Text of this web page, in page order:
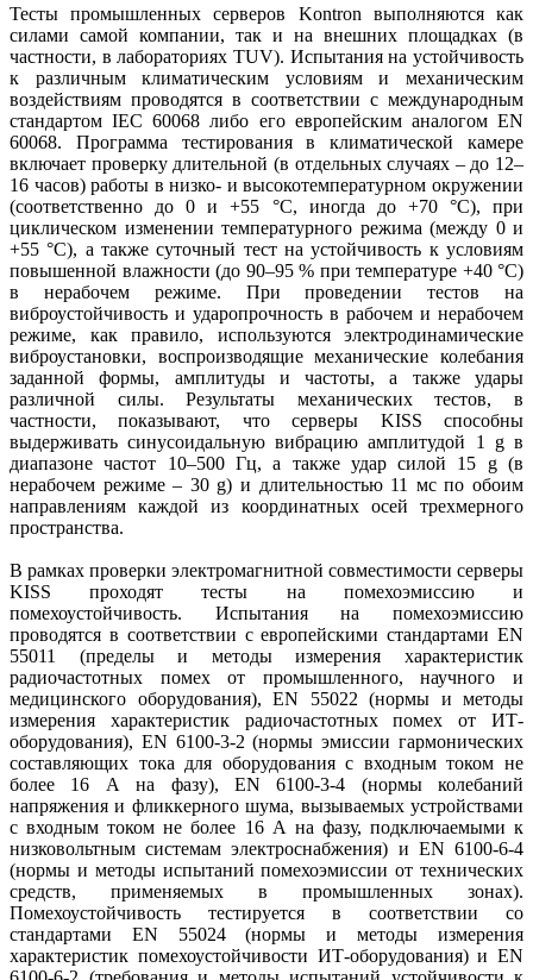
Тесты промышленных серверов Kontron выполняются как
силами самой компании, так и на внешних площадках (в
частности, в лабораториях TUV). Испытания на устойчивость
к различным климатическим условиям и механическим
воздействиям проводятся в соответствии с международным
стандартом IEC 60068 либо его европейским аналогом EN
60068. Программа тестирования в климатической камере
включает проверку длительной (в отдельных случаях – до 12–
16 часов) работы в низко- и высокотемпературном окружении
(соответственно до 0 и +55 °C, иногда до +70 °C), при
циклическом изменении температурного режима (между 0 и
+55 °C), а также суточный тест на устойчивость к условиям
повышенной влажности (до 90–95 % при температуре +40 °C)
в нерабочем режиме. При проведении тестов на
виброустойчивость и ударопрочность в рабочем и нерабочем
режиме, как правило, используются электродинамические
виброустановки, воспроизводящие механические колебания
заданной формы, амплитуды и частоты, а также удары
различной силы. Результаты механических тестов, в
частности, показывают, что серверы KISS способны
выдерживать синусоидальную вибрацию амплитудой 1 g в
диапазоне частот 10–500 Гц, а также удар силой 15 g (в
нерабочем режиме – 30 g) и длительностью 11 мс по обоим
направлениям каждой из координатных осей трехмерного
пространства.
В рамках проверки электромагнитной совместимости серверы
KISS проходят тесты на помехоэмиссию и
помехоустойчивость. Испытания на помехоэмиссию
проводятся в соответствии с европейскими стандартами EN
55011 (пределы и методы измерения характеристик
радиочастотных помех от промышленного, научного и
медицинского оборудования), EN 55022 (нормы и методы
измерения характеристик радиочастотных помех от ИТ-
оборудования), EN 6100-3-2 (нормы эмиссии гармонических
составляющих тока для оборудования с входным током не
более 16 А на фазу), EN 6100-3-4 (нормы колебаний
напряжения и фликкерного шума, вызываемых устройствами
с входным током не более 16 А на фазу, подключаемыми к
низковольтным системам электроснабжения) и EN 6100-6-4
(нормы и методы испытаний помехоэмиссии от технических
средств, применяемых в промышленных зонах).
Помехоустойчивость тестируется в соответствии со
стандартами EN 55024 (нормы и методы измерения
характеристик помехоустойчивости ИТ-оборудования) и EN